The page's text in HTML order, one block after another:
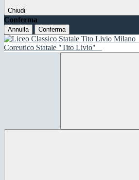
Chiudi
Conferma
Annulla Conferma
Coreutico Statale "Tito Livio"